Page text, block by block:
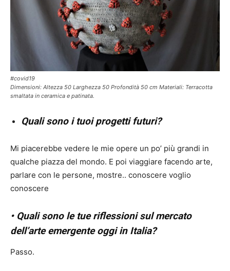
#covid19
Dimensioni: Altezza 50 Larghezza 50 Profondità 50 cm Materiali: Terracotta
smaltata in ceramica e patinata.
Quali sono i tuoi progetti futuri?
Mi piacerebbe vedere le mie opere un po’ più grandi in
qualche piazza del mondo. E poi viaggiare facendo arte,
parlare con le persone, mostre.. conoscere voglio
conoscere
• Quali sono le tue riflessioni sul mercato
dell’arte emergente oggi in Italia?
Passo.